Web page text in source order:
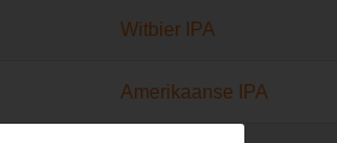
Witbier IPA
Amerikaanse IPA